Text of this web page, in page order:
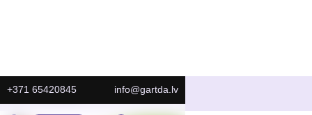
+371 65420845 info@gartda.lv
E-Veikals